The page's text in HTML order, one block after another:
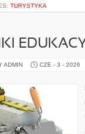
TURYSTYKA
ADMIN CZE - 3 - 2026